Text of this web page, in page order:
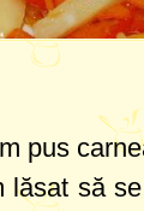
pus
să